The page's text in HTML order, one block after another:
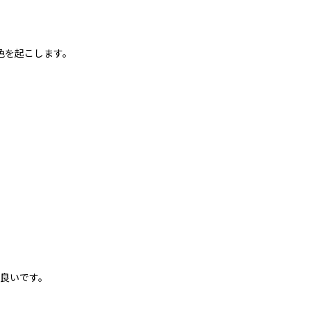
起こします。
いです。